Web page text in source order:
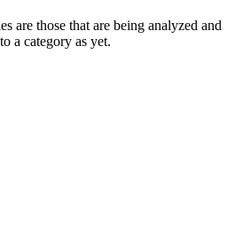
are those that are being analyzed and
a category as yet.